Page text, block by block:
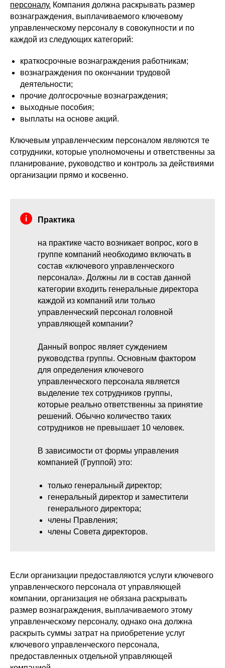
персоналу. Компания должна раскрывать размер
вознаграждения, выплачиваемого ключевому
управленческому персоналу в совокупности и по
каждой из следующих категорий:
краткосрочные вознаграждения работникам;
вознаграждения по окончании трудовой
деятельности;
прочие долгосрочные вознаграждения;
выходные пособия;
выплаты на основе акций.
Ключевым управленческим персоналом являются те
сотрудники, которые уполномочены и ответственны за
планирование, руководство и контроль за действиями
организации прямо и косвенно.
Практика
на практике часто возникает вопрос, кого в
группе компаний необходимо включать в
состав «ключевого управленческого
персонала». Должны ли в состав данной
категории входить генеральные директора
каждой из компаний или только
управленческий персонал головной
управляющей компании?
Данный вопрос являет суждением
руководства группы. Основным фактором
для определения ключевого
управленческого персонала является
выделение тех сотрудников группы,
которые реально ответственны за принятие
решений. Обычно количество таких
сотрудников не превышает 10 человек.
В зависимости от формы управления
компанией (Группой) это:
только генеральный директор;
генеральный директор и заместители
генерального директора;
члены Правления;
члены Совета директоров.
Если организации предоставляются услуги ключевого
управленческого персонала от управляющей
компании, организация не обязана раскрывать
размер вознаграждения, выплачиваемого этому
управленческому персоналу, однако она должна
раскрыть суммы затрат на приобретение услуг
ключевого управленческого персонала,
предоставленных отдельной управляющей